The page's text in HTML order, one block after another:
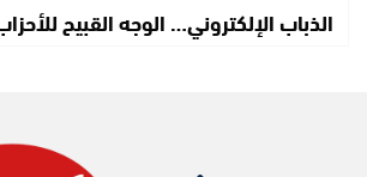
الذباب الإلكتروني… الوجه القبيح